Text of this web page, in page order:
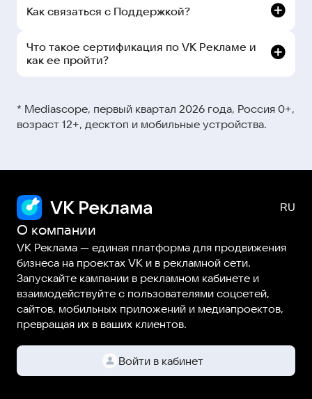
Вебинары →
Статьи и гайды →
Как связаться с Поддержкой?
Что такое сертификация по VK Рекламе и
как ее пройти?
* Mediascope, первый квартал 2026 года, Россия 0+,
возраст 12+, десктоп и мобильные устройства.
О компании
VK Реклама — единая платформа для продвижения
бизнеса на проектах VK и в рекламной сети.
Запускайте кампании в рекламном кабинете и
взаимодействуйте с пользователями соцсетей,
сайтов, мобильных приложений и медиапроектов,
превращая их в ваших клиентов.
Войти в кабинет